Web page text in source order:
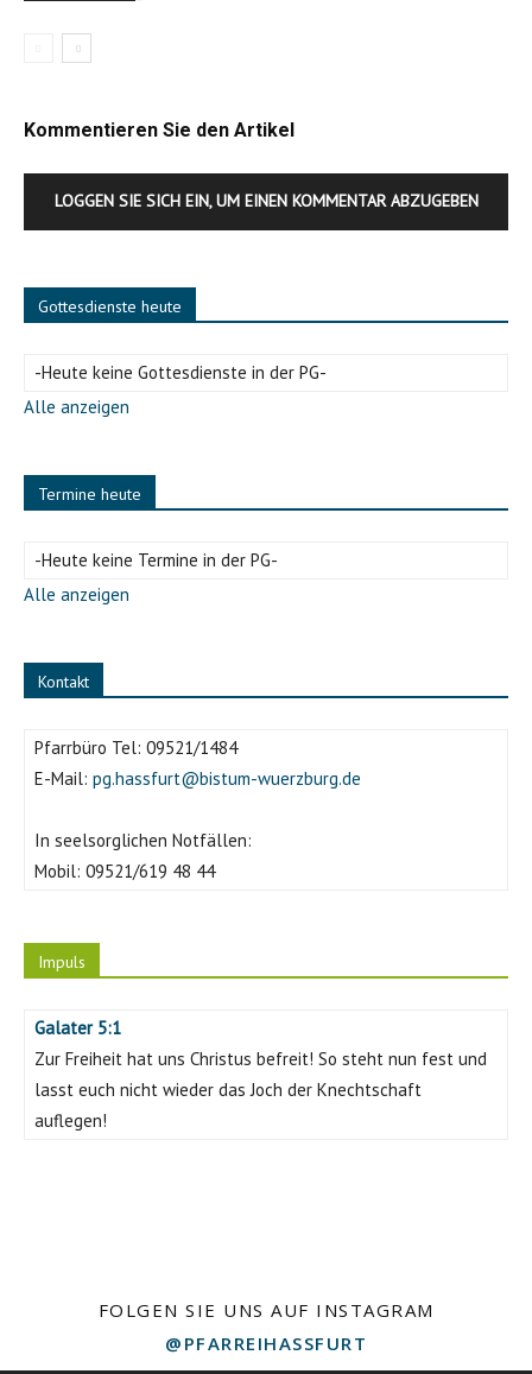
Kommentieren Sie den Artikel
LOGGEN SIE SICH EIN, UM EINEN KOMMENTAR ABZUGEBEN
Gottesdienste heute
-Heute keine Gottesdienste in der PG-
Alle anzeigen
Termine heute
-Heute keine Termine in der PG-
Alle anzeigen
Kontakt
Pfarrbüro Tel: 09521/1484
E-Mail: pg.hassfurt@bistum-wuerzburg.de
In seelsorglichen Notfällen:
Mobil: 09521/619 48 44
Impuls
Galater 5:1
Zur Freiheit hat uns Christus befreit! So steht nun fest und
lasst euch nicht wieder das Joch der Knechtschaft
auflegen!
FOLGEN SIE UNS AUF INSTAGRAM
@PFARREIHASSFURT